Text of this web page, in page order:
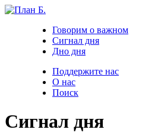
Говорим о важном
Сигнал дня
Дно дня
Поддержите нас
О нас
Поиск
Сигнал дня